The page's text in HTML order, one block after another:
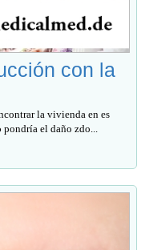
con la
la vivienda en es
el daño zdo...